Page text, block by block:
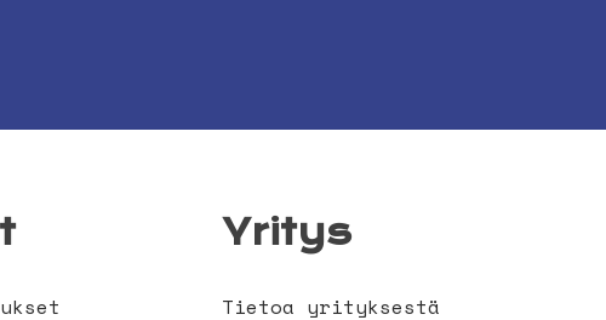
Yritys
Tietoa yrityksestä